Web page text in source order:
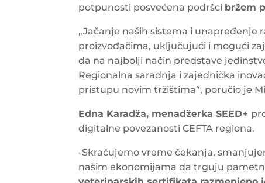
potpunosti posvećena podršci bržem
„Jačanje naših sistema i unapređenje
proizvođačima, uključujući i mogući
da na najbolji način predstave
Regionalna saradnja i zajednička
pristupu novim tržištima“, poručio je
Edna Karadža, menadžerka SEED+
digitalne povezanosti CEFTA regiona.
-Skraćujemo vreme čekanja,
našim ekonomijama da trguju